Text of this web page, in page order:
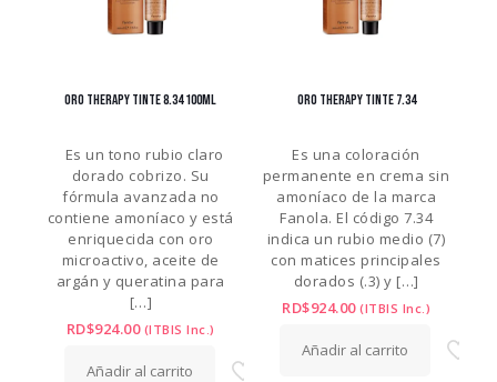
ORO THERAPY TINTE 8.34 100ML
Es un tono rubio claro
dorado cobrizo. Su
fórmula avanzada no
contiene amoníaco y está
enriquecida con oro
microactivo, aceite de
argán y queratina para
[…]
RD$924.00 (ITBIS Inc.)
Añadir al carrito
ORO THERAPY TINTE 7.34
Es una coloración
permanente en crema sin
amoníaco de la marca
Fanola. El código 7.34
indica un rubio medio (7)
con matices principales
dorados (.3) y […]
RD$924.00 (ITBIS Inc.)
Añadir al carrito